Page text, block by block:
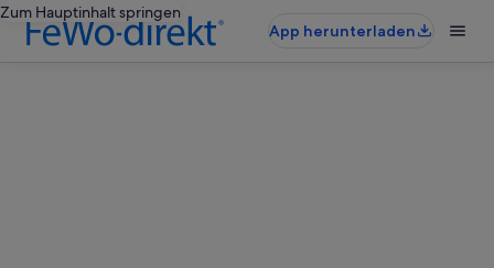
Zum Hauptinhalt springen
App herunterladen